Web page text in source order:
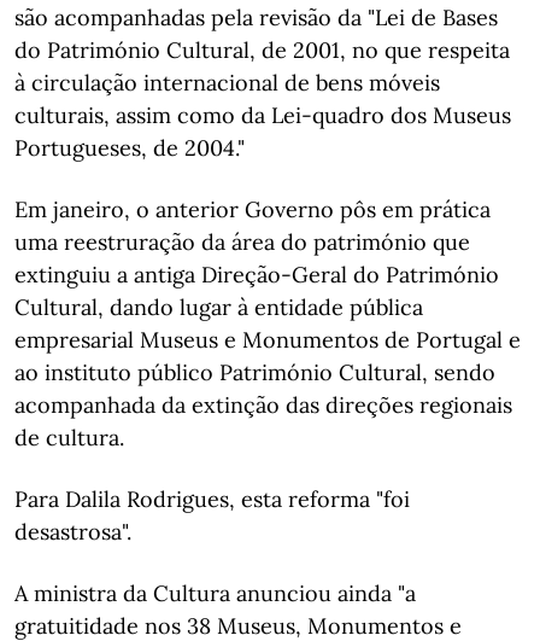
são acompanhadas pela revisão da "Lei de Bases
do Património Cultural, de 2001, no que respeita
à circulação internacional de bens móveis
culturais, assim como da Lei-quadro dos Museus
Portugueses, de 2004."
Em janeiro, o anterior Governo pôs em prática
uma reestruração da área do património que
extinguiu a antiga Direção-Geral do Património
Cultural, dando lugar à entidade pública
empresarial Museus e Monumentos de Portugal e
ao instituto público Património Cultural, sendo
acompanhada da extinção das direções regionais
de cultura.
Para Dalila Rodrigues, esta reforma "foi
desastrosa".
A ministra da Cultura anunciou ainda "a
gratuitidade nos 38 Museus, Monumentos e